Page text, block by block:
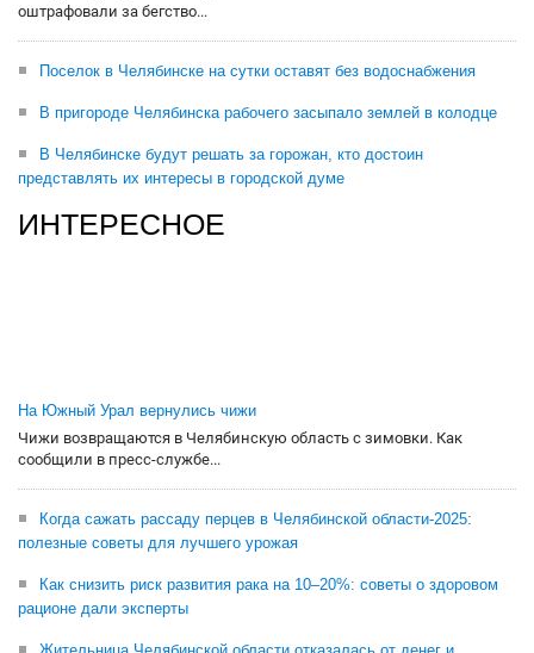
оштрафовали за бегство...
Поселок в Челябинске на сутки оставят без водоснабжения
В пригороде Челябинска рабочего засыпало землей в колодце
В Челябинске будут решать за горожан, кто достоин
представлять их интересы в городской думе
ИНТЕРЕСНОЕ
На Южный Урал вернулись чижи
Чижи возвращаются в Челябинскую область с зимовки. Как
сообщили в пресс-службе...
Когда сажать рассаду перцев в Челябинской области-2025:
полезные советы для лучшего урожая
Как снизить риск развития рака на 10–20%: советы о здоровом
рационе дали эксперты